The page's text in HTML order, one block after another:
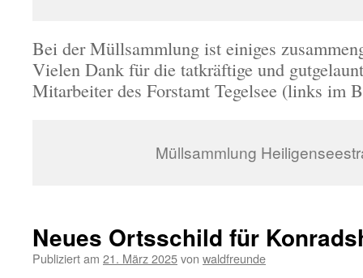
Bei der Müllsammlung ist einiges
Vielen Dank für die tatkräftige und
Mitarbeiter des Forstamt Tegelsee (links im
Müllsammlung
Neues Ortsschild für
Publiziert am 21. März 2025von waldfreunde